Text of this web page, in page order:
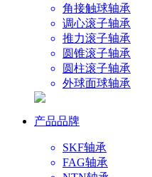
角接触球轴承
调心滚子轴承
推力滚子轴承
圆锥滚子轴承
圆柱滚子轴承
外球面球轴承
产品品牌
SKF轴承
FAG轴承